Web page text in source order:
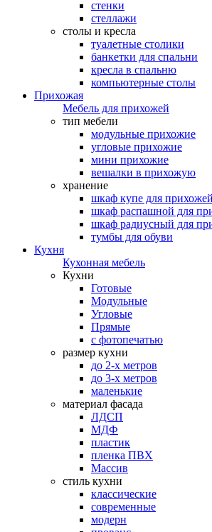
стенки
стеллажи
столы и кресла
туалетные столики
банкетки для спальни
кресла в спальню
компьютерные столы
Прихожая
Мебель для прихожей
тип мебели
модульные прихожие
угловые прихожие
мини прихожие
вешалки в прихожую
хранение
шкаф купе для прихожей
шкаф распашной для
шкаф радиусный для
тумбы для обуви
Кухня
Кухонная мебель
Кухни
Готовые
Модульные
Угловые
Прямые
с фотопечатью
размер кухни
до 2-х метров
до 3-х метров
маленькие
материал фасада
ЛДСП
МДФ
пластик
пленка ПВХ
Массив
стиль кухни
классические
современные
модерн